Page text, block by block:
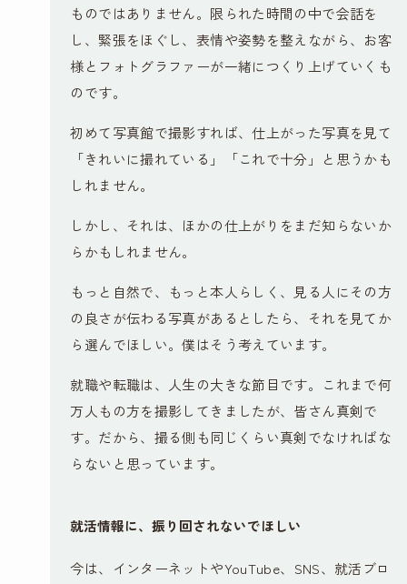
ものではありません。限られた時間の中で会話を
し、緊張をほぐし、表情や姿勢を整えながら、お客
様とフォトグラファーが一緒につくり上げていくも
のです。
初めて写真館で撮影すれば、仕上がった写真を見て
「きれいに撮れている」「これで十分」と思うかも
しれません。
しかし、それは、ほかの仕上がりをまだ知らないか
らかもしれません。
もっと自然で、もっと本人らしく、見る人にその方
の良さが伝わる写真があるとしたら、それを見てか
ら選んでほしい。僕はそう考えています。
就職や転職は、人生の大きな節目です。これまで何
万人もの方を撮影してきましたが、皆さん真剣で
す。だから、撮る側も同じくらい真剣でなければな
らないと思っています。
就活情報に、振り回されないでほしい
今は、インターネットやYouTube、SNS、就活ブロ